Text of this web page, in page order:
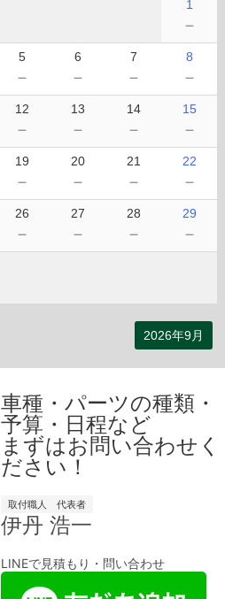
1
－
5
－
6
－
7
－
8
－
12
－
13
－
14
－
15
－
19
－
20
－
21
－
22
－
26
－
27
－
28
－
29
－
2026年9月
車種・パーツの種類・
予算・日程など
まずはお問い合わせく
ださい！
取付職人 代表者
伊丹 浩一
LINEで見積もり・問い合わせ